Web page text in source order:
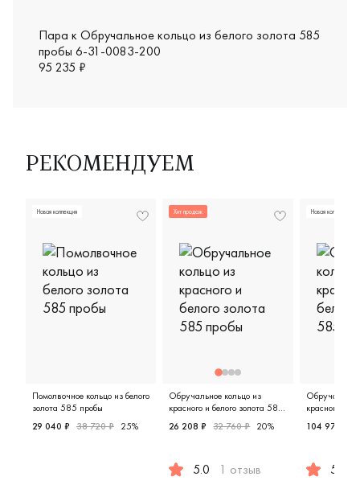
Пара к Обручальное кольцо из белого золота 585
пробы 6-31-0083-200
95 235 ₽
РЕКОМЕНДУЕМ
Новая коллекция
Помолвочное кольцо из белого
золота 585 пробы
Женские, белое золото 585 пробы, помолвочное
29 040 ₽ 38 720 ₽ 25%
Хит продаж
Обручальное кольцо из
красного и белого золота 585
26 208 ₽ 32 760 ₽ 20%
5.0 1 отзыв
Новая коллекция
красного и
пробы
104 976 ₽
5.0